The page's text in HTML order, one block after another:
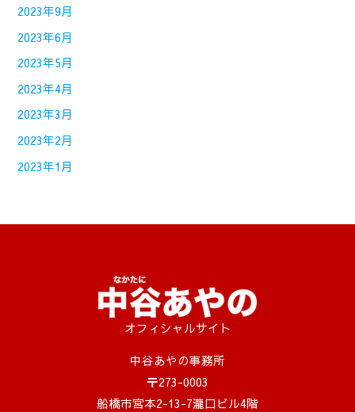
2023年9月
2023年6月
2023年5月
2023年4月
2023年3月
2023年2月
2023年1月
オフィシャルサイト
中谷あやの事務所
〒273-0003
船橋市宮本2-13-7瀧口ビル4階